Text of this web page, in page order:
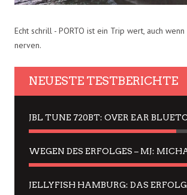
Echt schrill - PORTO ist ein Trip wert, auch
nerven.
NEUESTE TESTBERICHTE